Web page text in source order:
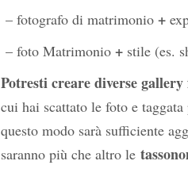
– fotografo di matrimonio +
– foto Matrimonio + stile (es.
Potresti creare diverse
cui hai scattato le foto e
questo modo sarà sufficiente
saranno più che altro le